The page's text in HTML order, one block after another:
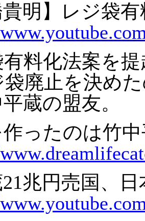
明】レジ袋有
料化法案を提
廃止を決め
蔵の盟友。
ったのは竹中
兆円売国、